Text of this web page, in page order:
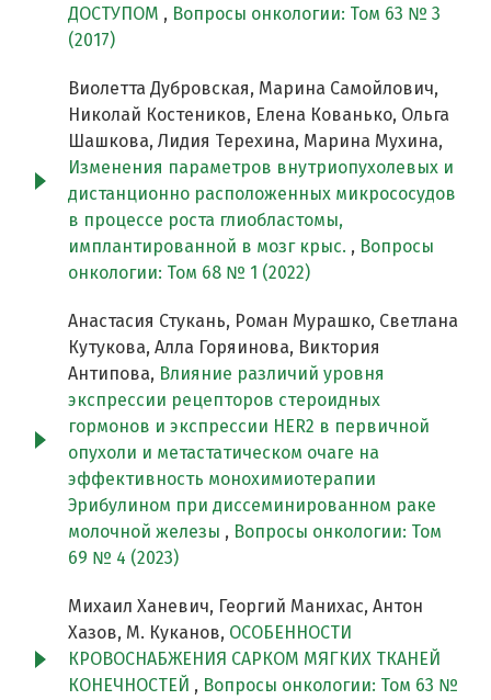
ДОСТУПОМ , Вопросы онкологии: Том 63 № 3
(2017)
Виолетта Дубровская, Марина Самойлович,
Николай Костеников, Елена Кованько, Ольга
Шашкова, Лидия Терехина, Марина Мухина,
Изменения параметров внутриопухолевых и
дистанционно расположенных микрососудов
в процессе роста глиобластомы,
имплантированной в мозг крыс. , Вопросы
онкологии: Том 68 № 1 (2022)
Анастасия Стукань, Роман Мурашко, Светлана
Кутукова, Алла Горяинова, Виктория
Антипова, Влияние различий уровня
экспрессии рецепторов стероидных
гормонов и экспрессии HER2 в первичной
опухоли и метастатическом очаге на
эффективность монохимиотерапии
Эрибулином при диссеминированном раке
молочной железы , Вопросы онкологии: Том
69 № 4 (2023)
Михаил Ханевич, Георгий Манихас, Антон
Хазов, М. Куканов, ОСОБЕННОСТИ
КРОВОСНАБЖЕНИЯ САРКОМ МЯГКИХ ТКАНЕЙ
КОНЕЧНОСТЕЙ , Вопросы онкологии: Том 63 №